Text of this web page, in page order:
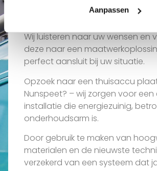
Aanpassen
Wij luisteren naar uw wensen en
deze naar een
perfect aansluit bij uw situatie.
Opzoek naar een thuisaccu
Nunspeet? – wij zorgen voor
installatie die energiezuinig,
onderhoudsarm is.
Door gebruik te maken van
materialen en de nieuwste
verzekerd van een systeem dat